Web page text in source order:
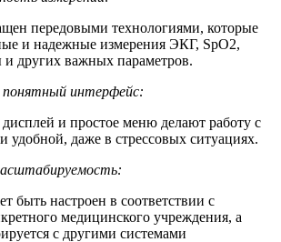
передовыми технологиями, которые
и надежные измерения ЭКГ, SpO2,
других важных параметров.
интерфейс:
и простое меню делают работу с
удобной, даже в стрессовых ситуациях.
быть настроен в соответствии с
медицинского учреждения, а
с другими системами